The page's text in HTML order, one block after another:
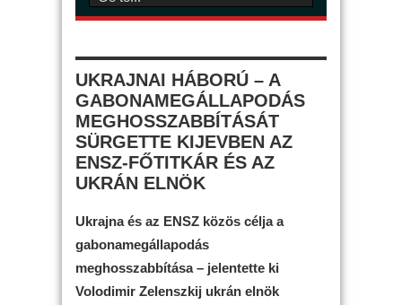
UKRAJNAI HÁBORÚ – A
GABONAMEGÁLLAPODÁS
MEGHOSSZABBÍTÁSÁT
SÜRGETTE KIJEVBEN AZ
ENSZ-FŐTITKÁR ÉS AZ
UKRÁN ELNÖK
Ukrajna és az ENSZ közös célja a
gabonamegállapodás
meghosszabbítása – jelentette ki
Volodimir Zelenszkij ukrán elnök